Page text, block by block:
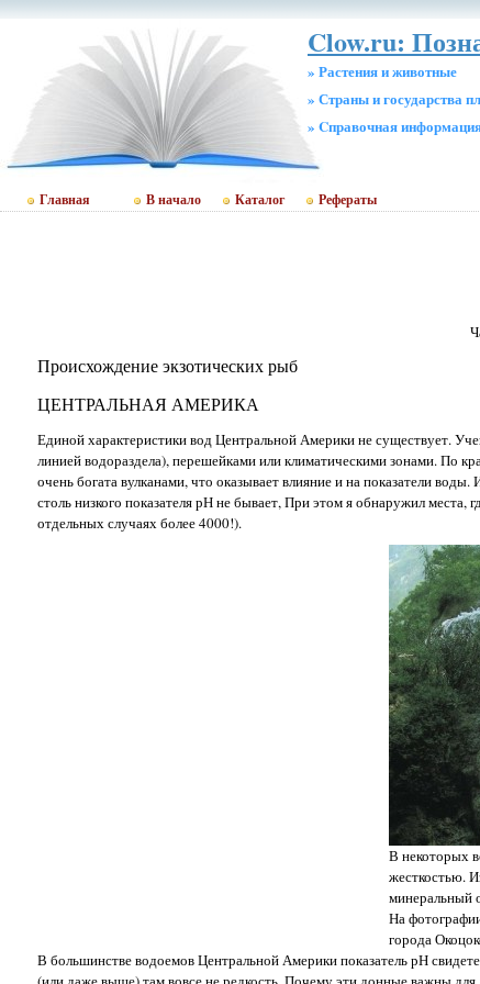
Clow.ru:
» Растения и животные
» Страны и государства
» Cправочная
Главная В начало Каталог Рефераты
Происхождение экзотических рыб
ЦЕНТРАЛЬНАЯ АМЕРИКА
Единой характеристики вод Центральной Америки не существует.
линией водораздела), перешейками или климатическими зонами. По
очень богата вулканами, что оказывает влияние и на показатели
столь низкого показателя рН не бывает, При этом я обнаружил места,
отдельных случаях более 4000!).
В некоторых
жесткостью.
минеральный
На
города
В большинстве водоемов Центральной Америки показатель рН